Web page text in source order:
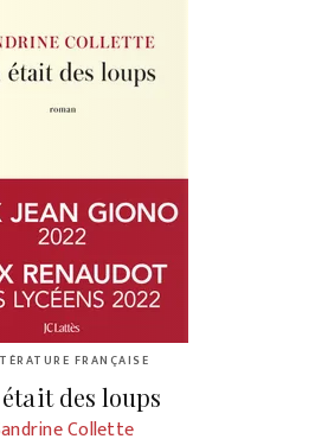
FRANÇAISE
des loups
Collette